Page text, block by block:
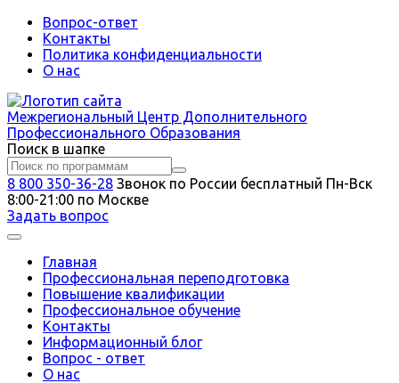
Вопрос-ответ
Контакты
Политика конфиденциальности
О нас
Межрегиональный Центр Дополнительного
Профессионального Образования
Поиск в шапке
8 800 350-36-28 Звонок по России бесплатный Пн-Вск
8:00-21:00 по Москве
Задать вопрос
Главная
Профессиональная переподготовка
Повышение квалификации
Профессиональное обучение
Контакты
Информационный блог
Вопрос - ответ
О нас